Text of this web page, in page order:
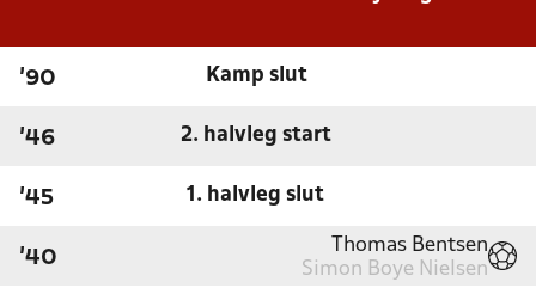
'90 Kamp slut
'46 2. halvleg start
'45 1. halvleg slut
'40
Thomas Bentsen
Simon Boye Nielsen